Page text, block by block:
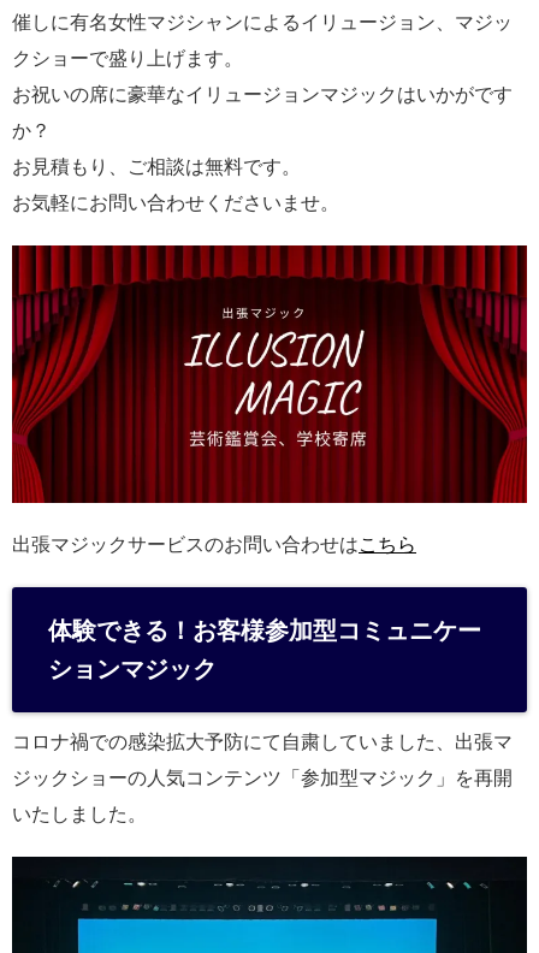
催しに有名女性マジシャンによるイリュージョン、マジッ
クショーで盛り上げます。
お祝いの席に豪華なイリュージョンマジックはいかがです
か？
お見積もり、ご相談は無料です。
お気軽にお問い合わせくださいませ。
出張マジックサービスのお問い合わせはこちら
体験できる！お客様参加型コミュニケー
ションマジック
コロナ禍での感染拡大予防にて自粛していました、出張マ
ジックショーの人気コンテンツ「参加型マジック」を再開
いたしました。